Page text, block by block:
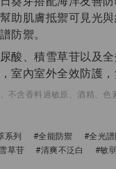
助肌膚抵禦可見光
防禦。
酸、積雪草苷以及
室內室外全效防護
不含香料過敏原、酒精、
系列 #全能防禦 #全光
草苷 #清爽不泛白 #敏